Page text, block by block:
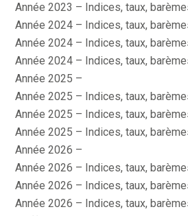
Année 2023 – Indices, taux,
Année 2024 – Indices, taux,
Année 2024 – Indices, taux,
Année 2024 – Indices, taux,
Année 2025 –
Année 2025 – Indices, taux,
Année 2025 – Indices, taux,
Année 2025 – Indices, taux,
Année 2026 –
Année 2026 – Indices, taux,
Année 2026 – Indices, taux,
Année 2026 – Indices, taux,